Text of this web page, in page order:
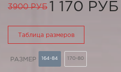
3900 РУБ 1 170 РУБ
Таблица размеров
РАЗМЕР 164-84 170-80